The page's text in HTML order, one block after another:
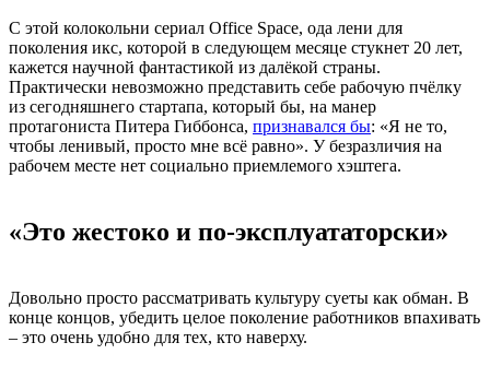
С этой колокольни сериал Office Space, ода лени для
поколения икс, которой в следующем месяце стукнет 20 лет,
кажется научной фантастикой из далёкой страны.
Практически невозможно представить себе рабочую пчёлку
из сегодняшнего стартапа, который бы, на манер
протагониста Питера Гиббонса, признавался бы: «Я не то,
чтобы ленивый, просто мне всё равно». У безразличия на
рабочем месте нет социально приемлемого хэштега.
«Это жестоко и по-эксплуататорски»
Довольно просто рассматривать культуру суеты как обман. В
конце концов, убедить целое поколение работников впахивать
– это очень удобно для тех, кто наверху.